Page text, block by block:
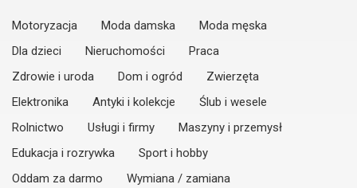
Motoryzacja Moda damska
Moda męska
Dla dzieci
Nieruchomości
Praca
Zdrowie i uroda
Dom i ogród
Zwierzęta
Elektronika
Antyki i kolekcje
Ślub i wesele
Rolnictwo
Usługi i firmy
Maszyny i przemysł
Edukacja i rozrywka
Sport i hobby
Oddam za darmo
Wymiana / zamiana